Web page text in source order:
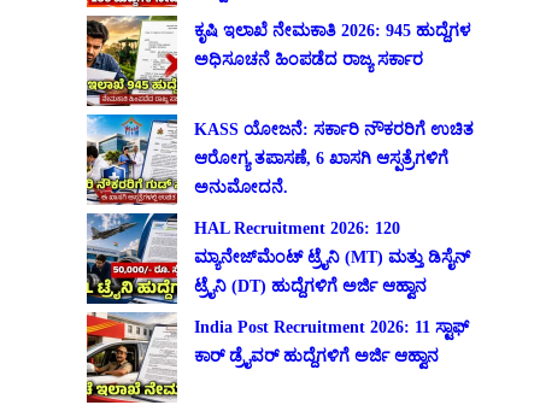
ಕೃಷಿ ಇಲಾಖೆ ನೇಮಕಾತಿ 2026: 945 ಹುದ್ದೆಗಳ
ಅಧಿಸೂಚನೆ ಹಿಂಪಡೆದ ರಾಜ್ಯ ಸರ್ಕಾರ
KASS ಯೋಜನೆ: ಸರ್ಕಾರಿ ನೌಕರರಿಗೆ ಉಚಿತ
ಆರೋಗ್ಯ ತಪಾಸಣೆ, 6 ಖಾಸಗಿ ಆಸ್ಪತ್ರೆಗಳಿಗೆ
ಅನುಮೋದನೆ.
HAL Recruitment 2026: 120
ಮ್ಯಾನೇಜ್‌ಮೆಂಟ್ ಟ್ರೈನಿ (MT) ಮತ್ತು ಡಿಸೈನ್
ಟ್ರೈನಿ (DT) ಹುದ್ದೆಗಳಿಗೆ ಅರ್ಜಿ ಆಹ್ವಾನ
India Post Recruitment 2026: 11 ಸ್ಟಾಫ್
ಕಾರ್ ಡ್ರೈವರ್ ಹುದ್ದೆಗಳಿಗೆ ಅರ್ಜಿ ಆಹ್ವಾನ